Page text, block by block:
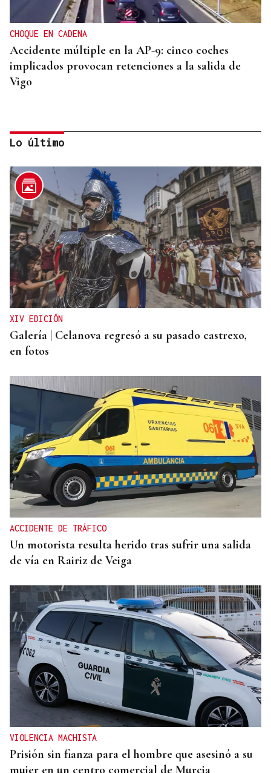
CHOQUE EN CADENA
Accidente múltiple en la AP-9: cinco coches
implicados provocan retenciones a la salida de
Vigo
INCUMPLIMIENTO LEGAL
Turismo veta la “Ruta del Narcotráfico” de
Laureano Oubiña por no cumplir con la Ley de
Turismo de Galicia
Lo último
XIV EDICIÓN
Galería | Celanova regresó a su pasado castrexo,
en fotos
ACCIDENTE DE TRÁFICO
Un motorista resulta herido tras sufrir una salida
de vía en Rairiz de Veiga
VIOLENCIA MACHISTA
Prisión sin fianza para el hombre que asesinó a su